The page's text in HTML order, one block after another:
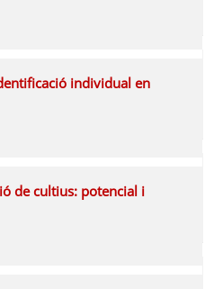
individual en
de cultius: potencial i